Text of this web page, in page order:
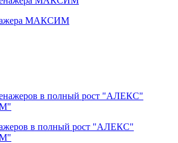
МАКСИМ
в полный рост "АЛЕКС"